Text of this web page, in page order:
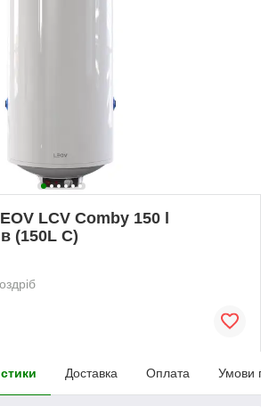
LCV Comby 150 l
(150L C)
Доставка Оплата Умови